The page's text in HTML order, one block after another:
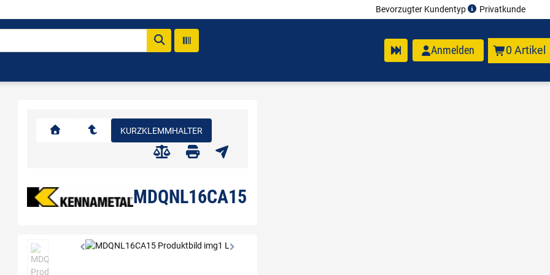
Bevorzugter Kundentyp Privatkunde
Anmelden 0 Artikel
KURZKLEMMHALTER
MDQNL16CA15